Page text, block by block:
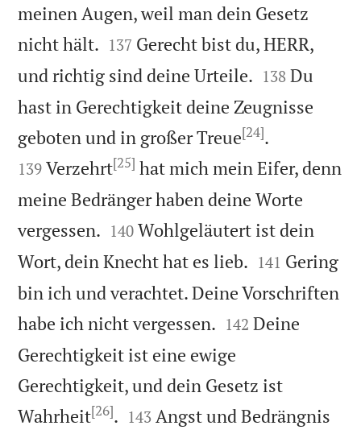
meinen Augen, weil man dein Gesetz
nicht hält. 

137 Gerecht bist du, HERR,
und richtig sind deine Urteile. 

138 Du
hast in Gerechtigkeit deine Zeugnisse
geboten und in großer Treue[24].
139 Verzehrt[25] hat mich mein Eifer, denn
meine Bedränger haben deine Worte
vergessen. 

140 Wohlgeläutert ist dein
Wort, dein Knecht hat es lieb. 

141 Gering
bin ich und verachtet. Deine Vorschriften
habe ich nicht vergessen. 

142 Deine
Gerechtigkeit ist eine ewige
Gerechtigkeit, und dein Gesetz ist
Wahrheit[26]. 

143 Angst und Bedrängnis